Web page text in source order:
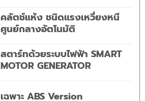
คลัตช์แห้ง ชนิดแรงเหวี่ยงหนี
ศูนย์กลางอัตโนมัติ
สตาร์ทด้วยระบบไฟฟ้า SMART
MOTOR GENERATOR
เฉพาะ ABS Version